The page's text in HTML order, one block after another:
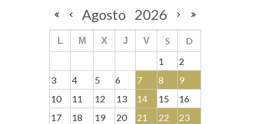
Agosto 2026
L M X J V S
D
1
2
3
4 5 6 7 8
9
10
11 12 13 14 15
16
17
18 19 20 21 22
23